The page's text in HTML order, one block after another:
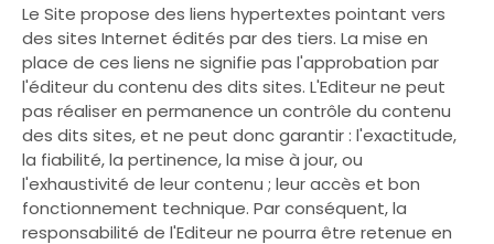
Le Site propose des liens hypertextes pointant vers
des sites Internet édités par des tiers. La mise en
place de ces liens ne signifie pas l'approbation par
l'éditeur du contenu des dits sites. L'Editeur ne peut
pas réaliser en permanence un contrôle du contenu
des dits sites, et ne peut donc garantir : l'exactitude,
la fiabilité, la pertinence, la mise à jour, ou
l'exhaustivité de leur contenu ; leur accès et bon
fonctionnement technique. Par conséquent, la
responsabilité de l'Editeur ne pourra être retenue en